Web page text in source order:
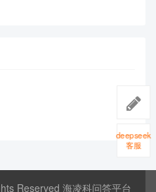
Reserved 海凌科问答平台
deepseek
客服